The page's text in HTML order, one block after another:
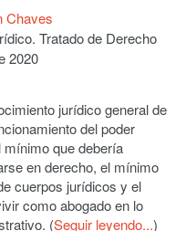
Chaves
Tratado de Derecho
2020
jurídico general de
del poder
que debería
en derecho, el mínimo
cuerpos jurídicos y el
como abogado en lo
(Seguir leyendo...)